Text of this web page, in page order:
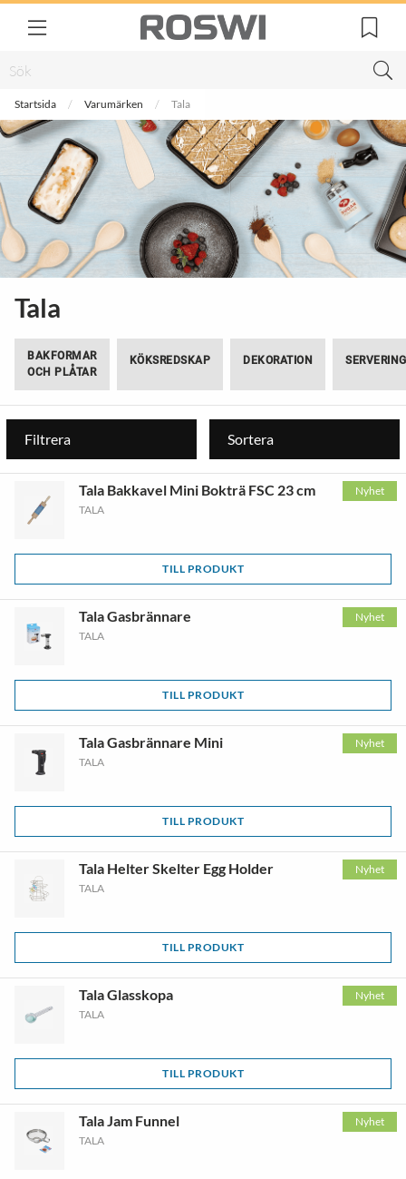
Startsida Varumärken Tala
Tala
BAKFORMAR
OCH PLÅTAR
KÖKSREDSKAP DEKORATION SERVERING
Filtrera Sortera
Nyhet
Tala Bakkavel Mini Bokträ FSC 23 cm
TALA
TILL PRODUKT
Nyhet
Tala Gasbrännare
TALA
TILL PRODUKT
Nyhet
Tala Gasbrännare Mini
TALA
TILL PRODUKT
Nyhet
Tala Helter Skelter Egg Holder
TALA
TILL PRODUKT
Nyhet
Tala Glasskopa
TALA
TILL PRODUKT
Nyhet
Tala Jam Funnel
TALA